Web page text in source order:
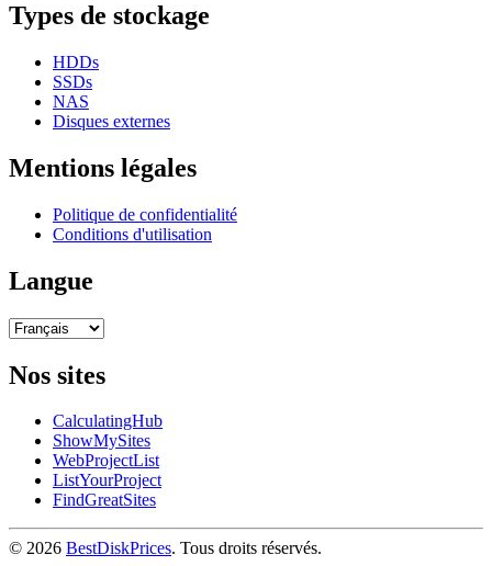
Types de stockage
HDDs
SSDs
NAS
Disques externes
Mentions légales
Politique de confidentialité
Conditions d'utilisation
Langue
Nos sites
CalculatingHub
ShowMySites
WebProjectList
ListYourProject
FindGreatSites
© 2026 BestDiskPrices. Tous droits réservés.